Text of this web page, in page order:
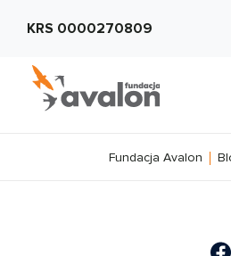
KRS 0000270809
Fundacja Avalon